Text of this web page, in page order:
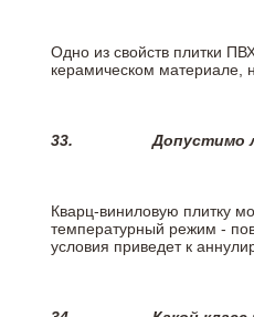
Одно из свойств плитки
керамическом материале,
33.Допустимо
Кварц-виниловую плитку
температурный режим -
условия приведет к